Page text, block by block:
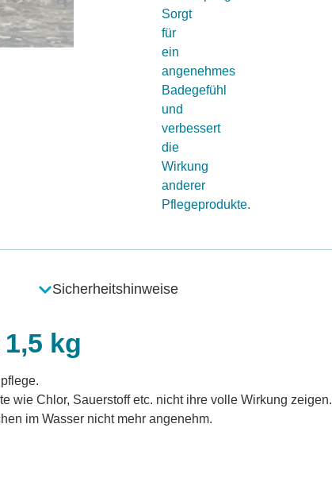
Sorgt
für
ein
angenehmes
Badegefühl
und
verbessert
die
Wirkung
anderer
Pflegeprodukte.
Sicherheitshinweise
kg
wie Chlor, Sauerstoff etc. nicht ihre volle Wirkung zeigen.
im Wasser nicht mehr angenehm.